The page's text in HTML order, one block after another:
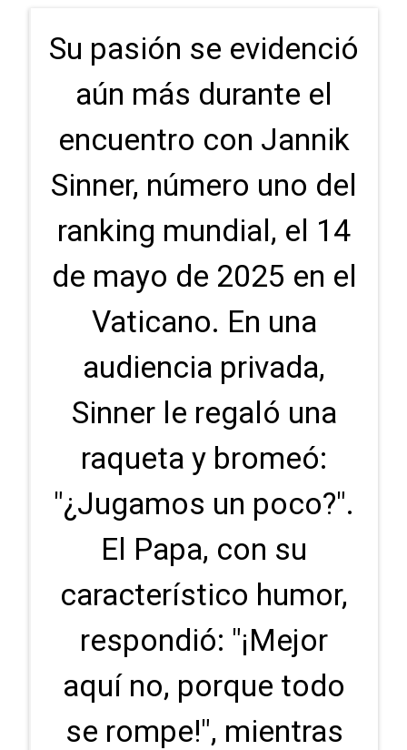
Su pasión se evidenció
aún más durante el
encuentro con Jannik
Sinner, número uno del
ranking mundial, el 14
de mayo de 2025 en el
Vaticano. En una
audiencia privada,
Sinner le regaló una
raqueta y bromeó:
"¿Jugamos un poco?".
El Papa, con su
característico humor,
respondió: "¡Mejor
aquí no, porque todo
se rompe!", mientras